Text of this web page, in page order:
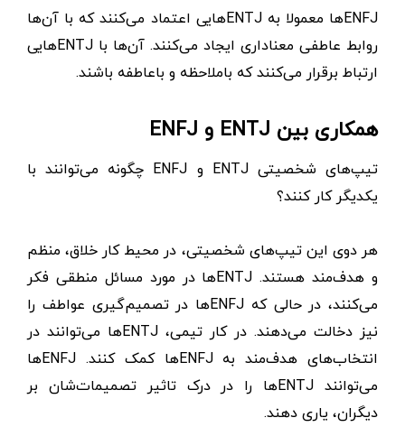
ENFJها معمولا به ENTJهایی اعتماد می‌کنند که با آن‌ها
روابط عاطفی معناداری ایجاد می‌کنند. آن‌ها با ENTJهایی
ارتباط برقرار می‌کنند که باملاحظه و باعاطفه باشند.
همکاری بین ENTJ و ENFJ
تیپ‌های شخصیتی ENTJ و ENFJ چگونه می‌توانند با
یکدیگر کار کنند؟
هر دوی این تیپ‌های شخصیتی، در محیط کار خلاق، منظم
و هدف‌مند هستند. ENTJها در مورد مسائل منطقی فکر
می‌کنند، در حالی که ENFJها در تصمیم‌گیری عواطف را
نیز دخالت می‌دهند. در کار تیمی، ENTJها می‌توانند در
انتخاب‌های هدف‌مند به ENFJها کمک کنند. ENFJها
می‌توانند ENTJها را در درک تاثیر تصمیمات‌شان بر
دیگران، یاری دهند.